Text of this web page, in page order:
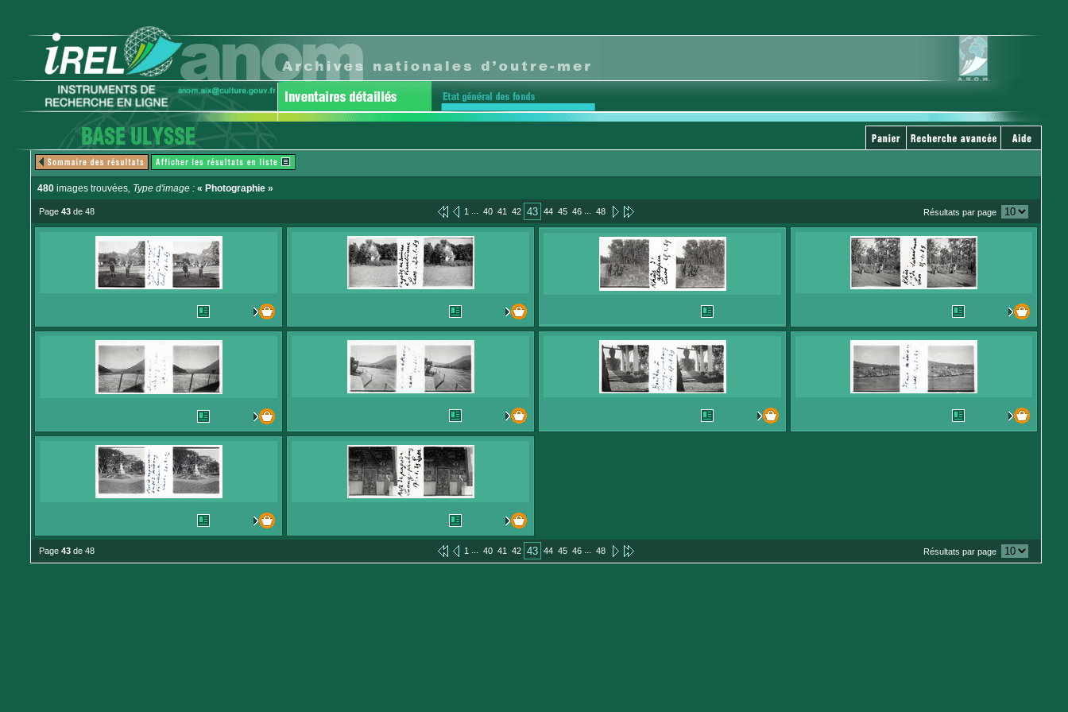
480 images trouvées, Type d'image : « Photographie »
Page 43 de 48 1 ... 40 41 42 43 44 45 46 ... 48 Résultats par page
Page 43 de 48 1 ... 40 41 42 43 44 45 46 ... 48 Résultats par page